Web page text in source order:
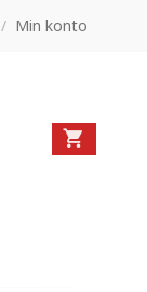
/ Min konto